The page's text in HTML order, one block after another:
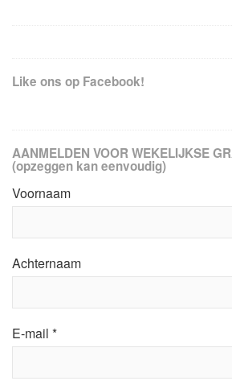
Like ons op Facebook!
AANMELDEN VOOR WEKELIJKSE
(opzeggen kan eenvoudig)
Voornaam
Achternaam
E-mail *